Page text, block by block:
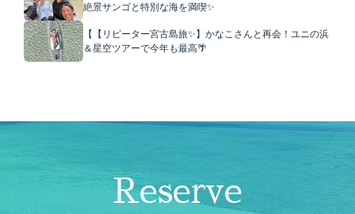
絶景サンゴと特別な海を満喫✨
【【リピーター宮古島旅✨】かなこさんと再会！ユニの浜
＆星空ツアーで今年も最高🌴
Reserve